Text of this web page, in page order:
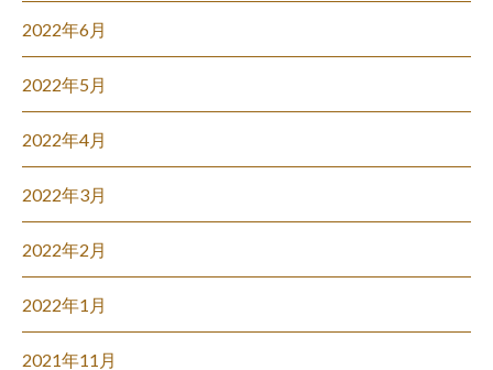
2022年6月
2022年5月
2022年4月
2022年3月
2022年2月
2022年1月
2021年11月